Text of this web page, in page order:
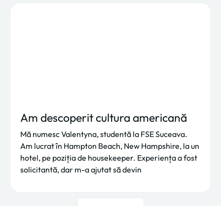
Am descoperit cultura americană
Mă numesc Valentyna, studentă la FSE Suceava.
Am lucrat în Hampton Beach, New Hampshire, la un
hotel, pe poziția de housekeeper. Experiența a fost
solicitantă, dar m-a ajutat să devin